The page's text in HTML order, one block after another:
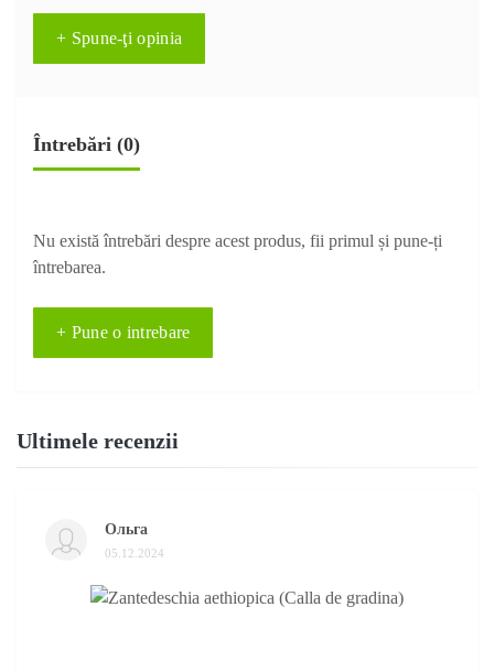
+ Spune-ţi opinia
Întrebări (0)
Nu există întrebări despre acest produs, fii primul și pune-ți
întrebarea.
+ Pune o intrebare
Ultimele recenzii
Ольга
05.12.2024